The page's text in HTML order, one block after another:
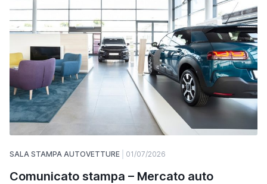
SALA STAMPA AUTOVETTURE 01/07/2026
Comunicato stampa – Mercato auto